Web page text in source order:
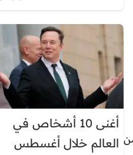
من
أغنى 10 أشخاص في
العالم خلال أغسطس